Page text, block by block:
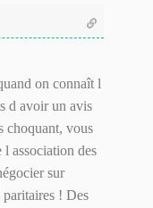
on connaît l
d avoir un avis
choquant, vous
l association des
sur
paritaires ! Des